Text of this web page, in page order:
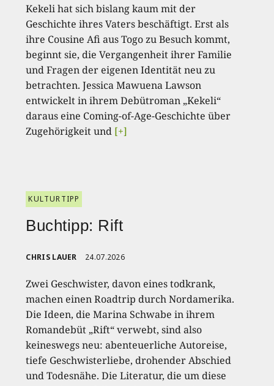
Kekeli hat sich bislang kaum mit der
Geschichte ihres Vaters beschäftigt. Erst als
ihre Cousine Afi aus Togo zu Besuch kommt,
beginnt sie, die Vergangenheit ihrer Familie
und Fragen der eigenen Identität neu zu
betrachten. Jessica Mawuena Lawson
entwickelt in ihrem Debütroman „Kekeli“
daraus eine Coming-of-Age-Geschichte über
Zugehörigkeit und [+]
KULTURTIPP
Buchtipp: Rift
CHRIS LAUER 24.07.2026
Zwei Geschwister, davon eines todkrank,
machen einen Roadtrip durch Nordamerika.
Die Ideen, die Marina Schwabe in ihrem
Romandebüt „Rift“ verwebt, sind also
keineswegs neu: abenteuerliche Autoreise,
tiefe Geschwisterliebe, drohender Abschied
und Todesnähe. Die Literatur, die um diese